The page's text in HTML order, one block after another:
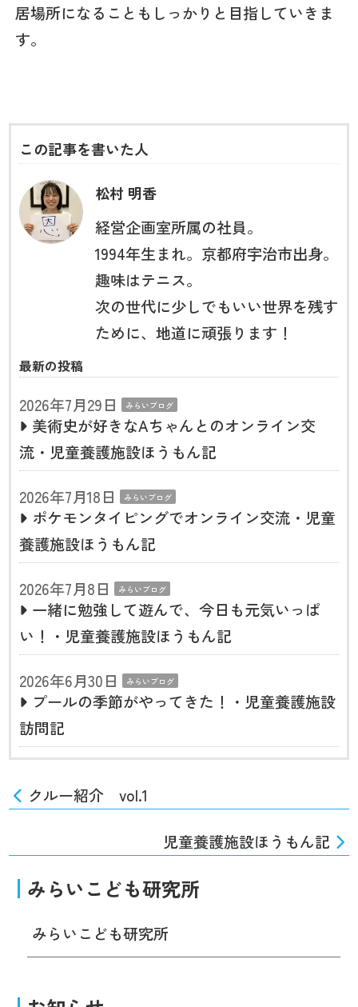
居場所になることもしっかりと目指していきま
す。
この記事を書いた人
松村 明香
経営企画室所属の社員。
1994年生まれ。京都府宇治市出身。
趣味はテニス。
次の世代に少しでもいい世界を残す
ために、地道に頑張ります！
最新の投稿
2026年7月29日 みらいブログ
美術史が好きなAちゃんとのオンライン交
流・児童養護施設ほうもん記
2026年7月18日
みらいブログ
ポケモンタイピングでオンライン交流・児童
養護施設ほうもん記
2026年7月8日
みらいブログ
一緒に勉強して遊んで、今日も元気いっぱ
い！・児童養護施設ほうもん記
2026年6月30日
みらいブログ
プールの季節がやってきた！・児童養護施設
訪問記
クルー紹介 vol.1
児童養護施設ほうもん記
みらいこども研究所
みらいこども研究所